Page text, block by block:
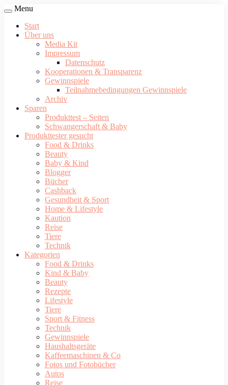
Menu
Start
Über uns
Media Kit
Impressum
Datenschutz
Kooperationen & Transparenz
Gewinnspiele
Teilnahmebedingungen Gewinnspiele
Archiv
Sparen
Produkttest – Seiten
Schwangerschaft & Baby
Produkttester gesucht
Food & Drinks
Beauty
Baby & Kind
Blogger
Bücher
Cashback
Gesundheit & Sport
Home & Lifestyle
Kaution
Reise
Tiere
Technik
Kategorien
Food & Drinks
Kind & Baby
Beauty
Rezepte
Lifestyle
Tiere
Sport & Fitness
Technik
Gewinnspiele
Haushaltsgeräte
Kaffeemaschinen & Co
Fotos und Fotobücher
Autos
Reise